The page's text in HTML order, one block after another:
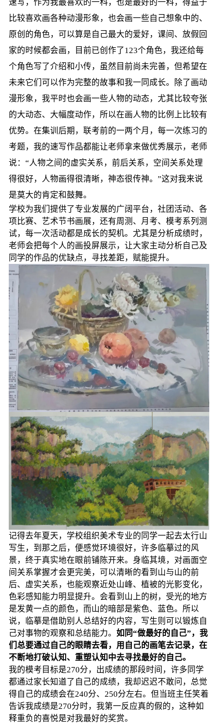
速写，作为我最喜欢的一科，也是最好的一科，得益于
比较喜欢画各种动漫形象，也会画一些自己想象中的、
原创的角色，可以算是自己最大的爱好，课间、放假回
家的时候都会画，目前已创作了123个角色，我还给每
个角色写了介绍和小传，虽然目前尚未完善，但希望在
未来它们可以作为完整的故事和我一同成长。除了画动
漫形象，我平时也会画一些人物的动态，尤其比较夸张
的大动态、大幅度动作，所以在画人物的比例上比较有
优势。在集训后期，联考前的一两个月，每一次练习的
考题，我的速写作品都能让老师拿来做优秀展示，老师
说：“人物之间的虚实关系，前后关系，空间关系处理
得很好，人物画得很清晰，神态很传神。”这对我来说
是莫大的肯定和鼓舞。
学校为我们提供了专业发展的广阔平台，社团活动、各
项比赛、艺术节书画展，还有周测、月考、模考系列测
试，每一次活动都是成长的契机。尤其是分析成绩时，
老师会把每个人的画投屏展示，让大家主动分析自己及
同学的作品的优缺点，寻找差距，赋能提升。
记得去年夏天，学校组织美术专业的同学一起去太行山
写生，到那之后，便感觉环境很好，许多临摹过的风
景，终于真实地在眼前铺陈开来。身临其境，对画面空
间关系掌握才会更完美，可以清晰的看到山与山的前
后、虚实关系，也能观察近处山峰、植被的光影变化，
色彩感知能力明显提升。会看到山上的树，受光的地方
是发黄一点的颜色，而山的暗部是紫色、蓝色。所以
说，临摹是借助别人总结好的内容，写生则可以锻炼自
己对事物的观察和总结能力。 如同“做最好的自己”，我
们总要通过自己的眼睛去看，用自己的画笔去记录，在
不断地打破认知、重塑认知中去寻找最好的自己。
我的模考目标是270分，出成绩的那段时间，许多同学
都通过家长知道了自己的成绩，我却迟迟不敢问，总觉
得自己的成绩会在240分、250分左右。但当班主任笑着
告诉我成绩是270分时，我第一反应真的假的，这种如
释重负的喜悦是对我最好的奖赏。